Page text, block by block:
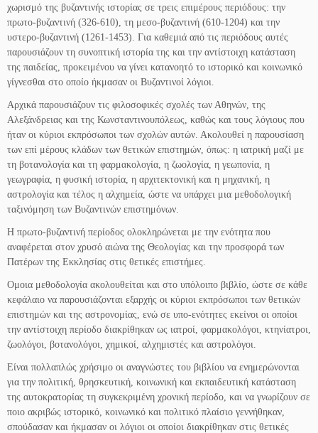
χωρισμό της βυζαντινής ιστορίας σε τρεις επιμέρους περιόδους: την
πρωτο-βυζαντινή (326-610), τη μεσο-βυζαντινή (610-1204) και την
υστερο-βυζαντινή (1261-1453). Για καθεμιά από τις περιόδους αυτές
παρουσιάζουν τη συνοπτική ιστορία της και την αντίστοιχη κατάσταση
της παιδείας, προκειμένου να γίνει κατανοητό το ιστορικό και κοινωνικό
γίγνεσθαι στο οποίο ήκμασαν οι Βυζαντινοί λόγιοι.
Αρχικά παρουσιάζουν τις φιλοσοφικές σχολές των Αθηνών, της
Αλεξάνδρειας και της Κωνσταντινουπόλεως, καθώς και τους λόγιους που
ήταν οι κύριοι εκπρόσωποι των σχολών αυτών. Ακολουθεί η παρουσίαση
των επί μέρους κλάδων των θετικών επιστημών, όπως: η ιατρική μαζί με
τη βοτανολογία και τη φαρμακολογία, η ζωολογία, η γεωπονία, η
γεωγραφία, η φυσική ιστορία, η αρχιτεκτονική και η μηχανική, η
αστρολογία και τέλος η αλχημεία, ώστε να υπάρχει μια μεθοδολογική
ταξινόμηση των Βυζαντινών επιστημόνων.
Η πρωτο-βυζαντινή περίοδος ολοκληρώνεται με την ενότητα που
αναφέρεται στον χρυσό αιώνα της Θεολογίας και την προσφορά των
Πατέρων της Εκκλησίας στις θετικές επιστήμες.
Ομοια μεθοδολογία ακολουθείται και στο υπόλοιπο βιβλίο, ώστε σε κάθε
κεφάλαιο να παρουσιάζονται εξαρχής οι κύριοι εκπρόσωποι των θετικών
επιστημών και της αστρονομίας, ενώ σε υπο-ενότητες εκείνοι οι οποίοι
την αντίστοιχη περίοδο διακρίθηκαν ως ιατροί, φαρμακολόγοι, κτηνίατροι,
ζωολόγοι, βοτανολόγοι, χημικοί, αλχημιστές και αστρολόγοι.
Είναι πολλαπλώς χρήσιμο οι αναγνώστες του βιβλίου να ενημερώνονται
για την πολιτική, θρησκευτική, κοινωνική και εκπαιδευτική κατάσταση
της αυτοκρατορίας τη συγκεκριμένη χρονική περίοδο, και να γνωρίζουν σε
ποιο ακριβώς ιστορικό, κοινωνικό και πολιτικό πλαίσιο γεννήθηκαν,
σπούδασαν και ήκμασαν οι λόγιοι οι οποίοι διακρίθηκαν στις θετικές